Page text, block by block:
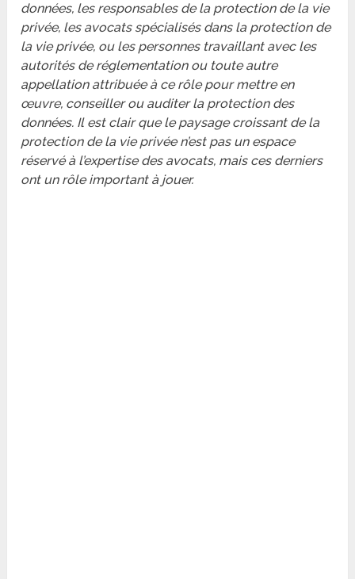
données, les responsables de la protection de la vie
privée, les avocats spécialisés dans la protection de
la vie privée, ou les personnes travaillant avec les
autorités de réglementation ou toute autre
appellation attribuée à ce rôle pour mettre en
œuvre, conseiller ou auditer la protection des
données. Il est clair que le paysage croissant de la
protection de la vie privée n’est pas un espace
réservé à l’expertise des avocats, mais ces derniers
ont un rôle important à jouer.